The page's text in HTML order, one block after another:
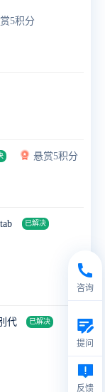
5积分
悬赏5积分
已解决
代
已解决
咨询
提问
反馈